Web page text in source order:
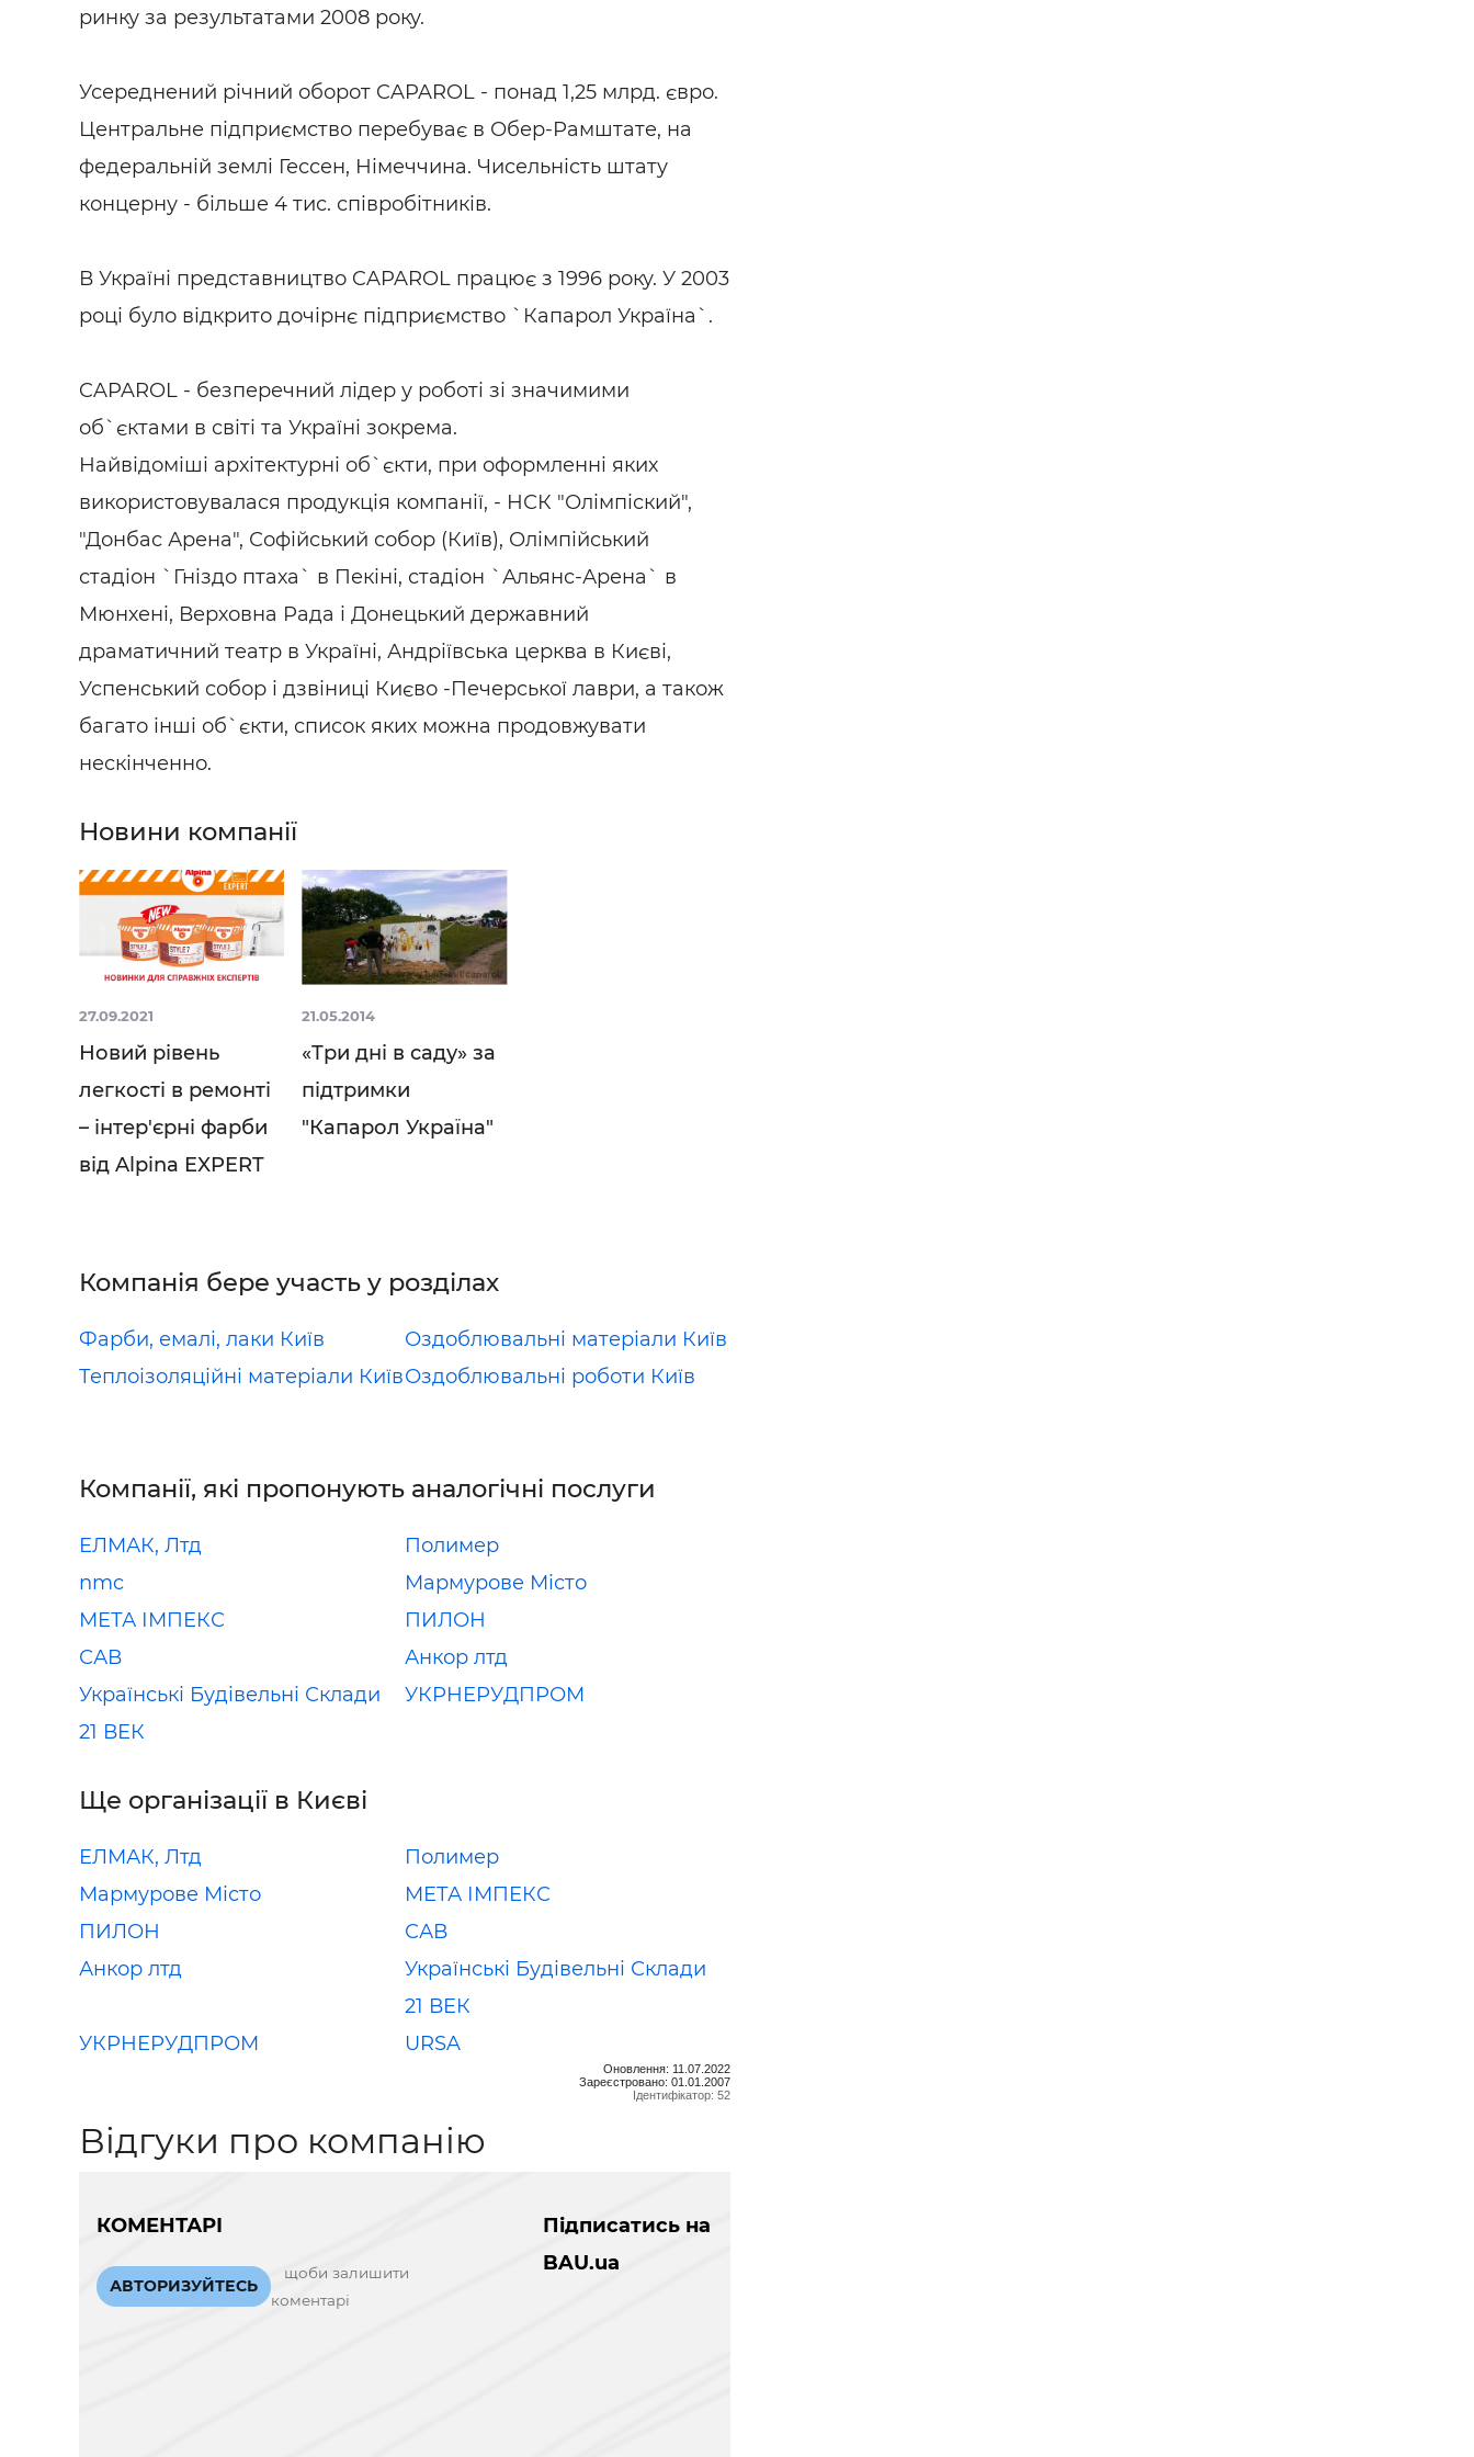
ринку за результатами 2008 року.
Усереднений річний оборот CAPAROL - понад 1,25 млрд. євро.
Центральне підприємство перебуває в Обер-Рамштате, на
федеральній землі Гессен, Німеччина. Чисельність штату
концерну - більше 4 тис. співробітників.
В Україні представництво CAPAROL працює з 1996 року. У 2003
році було відкрито дочірнє підприємство `Капарол Україна`.
CAPAROL - безперечний лідер у роботі зі значимими
об`єктами в світі та Україні зокрема.
Найвідоміші архітектурні об`єкти, при оформленні яких
використовувалася продукція компанії, - НСК "Олімпіский",
"Донбас Арена", Софійський собор (Київ), Олімпійський
стадіон `Гніздо птаха` в Пекіні, стадіон `Альянс-Арена` в
Мюнхені, Верховна Рада і Донецький державний
драматичний театр в Україні, Андріївська церква в Києві,
Успенський собор і дзвіниці Києво -Печерської лаври, а також
багато інші об`єкти, список яких можна продовжувати
нескінченно.
Новини компанії
27.09.2021
Новий рівень
легкості в ремонті
– інтер'єрні фарби
від Alpina EXPERT
21.05.2014
«Три дні в саду» за
підтримки
"Капарол Україна"
Компанія бере участь у розділах
Фарби, емалі, лаки Київ
Оздоблювальні матеріали Київ
Теплоізоляційні матеріали КиївОздоблювальні роботи Київ
Компанії, які пропонують аналогічні послуги
ЕЛМАК, Лтд
Полимер
nmc
Мармурове Місто
МЕТА ІМПЕКС
ПИЛОН
САВ
Анкор лтд
Українські Будівельні Склади
21 ВЕК
УКРНЕРУДПРОМ
Ще організації в Києві
ЕЛМАК, Лтд
Полимер
Мармурове Місто
МЕТА ІМПЕКС
ПИЛОН
САВ
Анкор лтд
Українські Будівельні Склади
21 ВЕК
УКРНЕРУДПРОМ
URSA
Оновлення: 11.07.2022
Зареєстровано: 01.01.2007
Ідентифікатор: 52
Відгуки про компанію
КОМЕНТАРІ
АВТОРИЗУЙТЕСЬ
щоби залишити
коментарі
Підписатись на
BAU.ua